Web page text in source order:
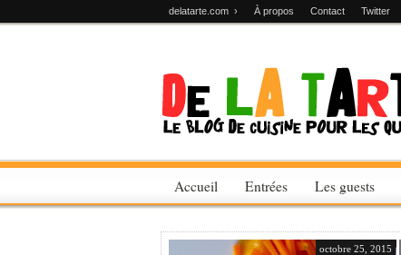
delatarte.com › À propos Contact Twitter
Accueil Entrées Les guests
octobre 25, 2015